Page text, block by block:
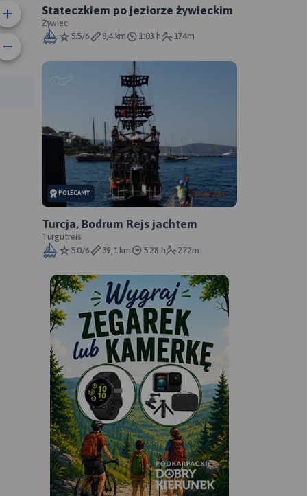
Stateczkiem po jeziorze żywieckim
Żywiec
5.5/6
8,4 km 1:03 h 174m
POLECAMY
Turcja, Bodrum Rejs jachtem
Turgutreis
5.0/6
39,1 km 5:28 h 272m